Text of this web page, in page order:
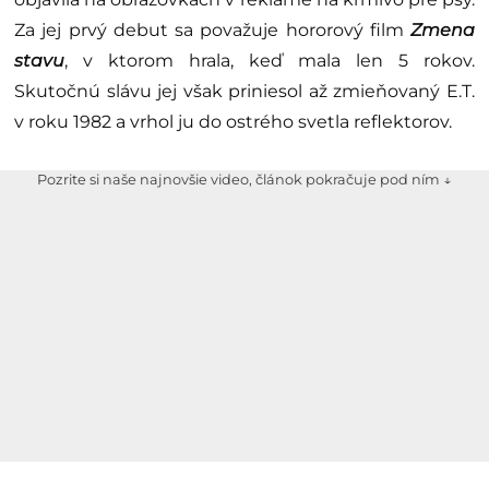
Za jej prvý debut sa považuje hororový film Zmena
stavu, v ktorom hrala, keď mala len 5 rokov.
Skutočnú slávu jej však priniesol až zmieňovaný E.T.
v roku 1982 a vrhol ju do ostrého svetla reflektorov.
Pozrite si naše najnovšie video, článok pokračuje pod ním ↓